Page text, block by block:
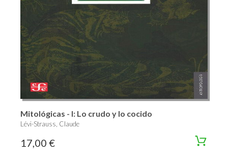
Mitológicas - I: Lo crudo y lo cocido
Lévi-Strauss, Claude
17,00 €